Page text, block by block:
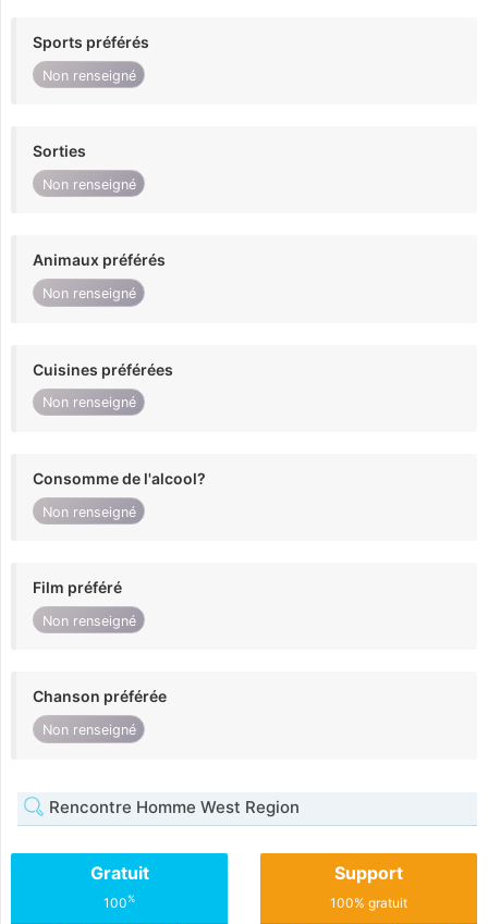
Sports préférés
Non renseigné
Sorties
Non renseigné
Animaux préférés
Non renseigné
Cuisines préférées
Non renseigné
Consomme de l'alcool?
Non renseigné
Film préféré
Non renseigné
Chanson préférée
Non renseigné
Rencontre Homme West Region
Gratuit
100%
Support
100% gratuit